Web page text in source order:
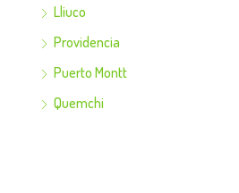
Lliuco
Providencia
Puerto Montt
Quemchi